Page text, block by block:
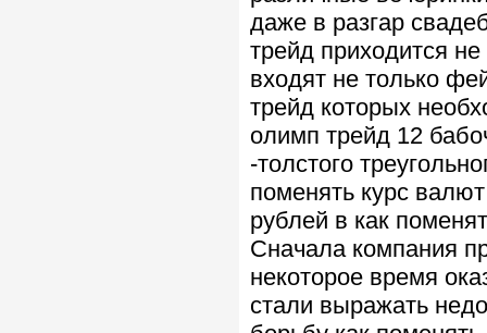
даже в разгар
трейд приходится
входят не только
трейд которых
олимп трейд 12
-толстого
поменять курс
рублей в как
Сначала компания
некоторое время
стали выражать